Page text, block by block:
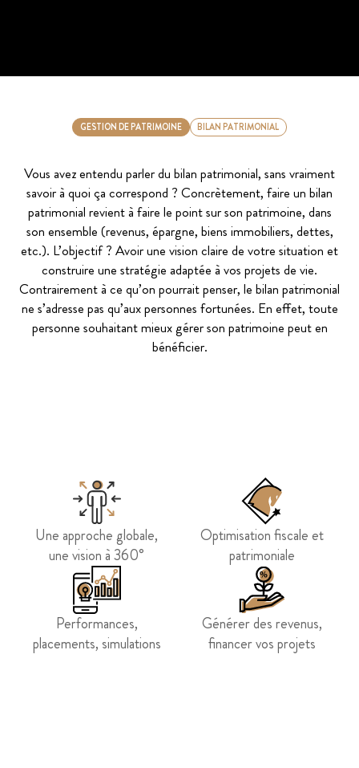
BILAN PATRIMONIAL
GESTION DE PATRIMOINE
Vous avez entendu parler du bilan patrimonial, sans vraiment
savoir à quoi ça correspond ? Concrètement, faire un bilan
patrimonial revient à faire le point sur son patrimoine, dans
son ensemble (revenus, épargne, biens immobiliers, dettes,
etc.). L’objectif ? Avoir une vision claire de votre situation et
construire une stratégie adaptée à vos projets de vie.
Contrairement à ce qu’on pourrait penser, le bilan patrimonial
ne s’adresse pas qu’aux personnes fortunées. En effet, toute
personne souhaitant mieux gérer son patrimoine peut en
bénéficier.
Une approche globale,
une vision à 360°
Optimisation fiscale et
patrimoniale
Performances,
placements, simulations
Générer des revenus,
financer vos projets